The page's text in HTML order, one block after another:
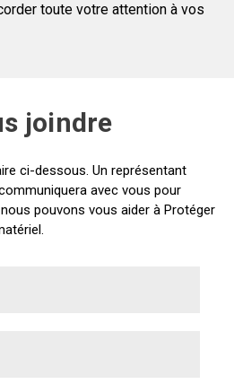
toute votre attention à vos
joindre
ci-dessous. Un représentant
avec vous pour
pouvons vous aider à Protéger